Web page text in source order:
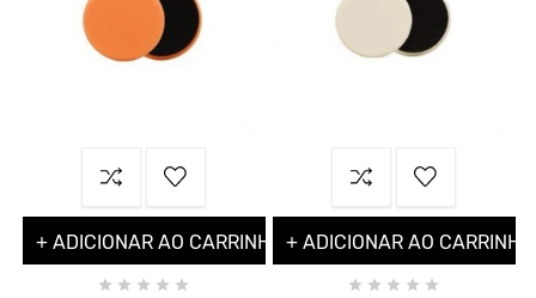
+ ADICIONAR AO CARRINHO
    
+ ADICIONAR AO CARRINHO
    